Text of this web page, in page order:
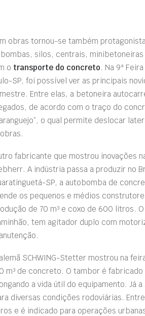
obras tornou-se também
silos, centrais,
o transporte do concreto. Na 9ª
SP, foi possível ver as principais
Entre elas, a betoneira
de acordo com o traço do
o qual permite deslocar
fabricante que mostrou inovações
A indústria passa a produzir no
SP, a autobomba de
os pequenos e médios
de 70 m³ e coxo de 600 litros.
tem agitador duplo com
SCHWING-Stetter mostrou na
m³ de concreto. O tambor é
a vida útil do equipamento. Já
diversas condições rodoviárias.
e é indicado para operações